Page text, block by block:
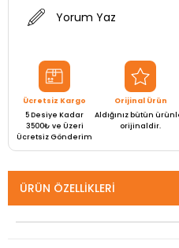
Yorum Yaz
Ücretsiz Kargo
5 Desiye Kadar
3500₺ ve Üzeri
Ücretsiz Gönderim
Orijinal Ürün
Aldığınız bütün
orijinaldir.
ÜRÜN ÖZELLIKLERI